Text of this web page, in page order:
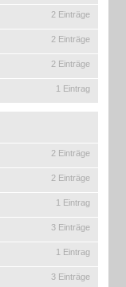
2 Einträge
2 Einträge
2 Einträge
1 Eintrag
2 Einträge
2 Einträge
1 Eintrag
3 Einträge
1 Eintrag
3 Einträge